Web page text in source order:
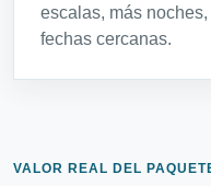
escalas, más
fechas cercanas.
VALOR REAL DEL